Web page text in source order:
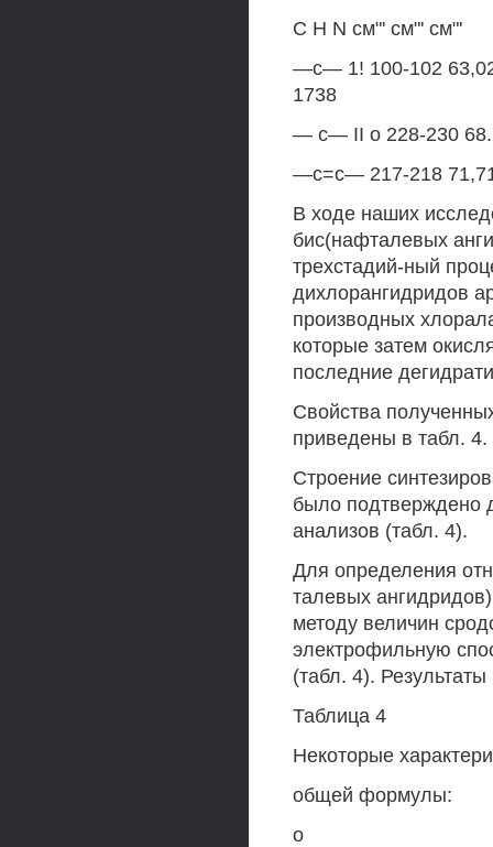
С Н N см"' см"' см"'
—с— 1! 100-102
1738
— с— II о 228-230
—с=с— 217-218
В ходе наших
бис(нафталевых
трехстадий-ный
дихлорангидридов
производных
которые затем
последние
Свойства
приведены в табл. 4.
Строение
было подтверждено
анализов (табл. 4).
Для определения
талевых
методу величин
электрофильную
(табл. 4). Результаты
Таблица 4
Некоторые
общей формулы:
о